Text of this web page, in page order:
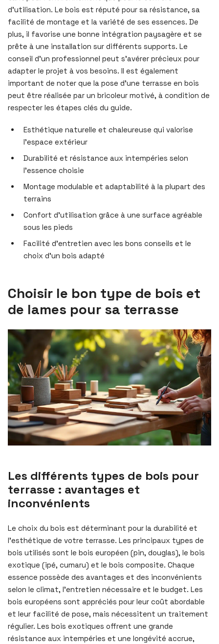
d’utilisation. Le bois est réputé pour sa résistance, sa
facilité de montage et la variété de ses essences. De
plus, il favorise une bonne intégration paysagère et se
prête à une installation sur différents supports. Le
conseil d’un professionnel peut s’avérer précieux pour
adapter le projet à vos besoins. Il est également
important de noter que la pose d’une terrasse en bois
peut être réalisée par un bricoleur motivé, à condition de
respecter les étapes clés du guide.
Esthétique naturelle et chaleureuse qui valorise
l’espace extérieur
Durabilité et résistance aux intempéries selon
l’essence choisie
Montage modulable et adaptabilité à la plupart des
terrains
Confort d’utilisation grâce à une surface agréable
sous les pieds
Facilité d’entretien avec les bons conseils et le
choix d’un bois adapté
Choisir le bon type de bois et
de lames pour sa terrasse
Les différents types de bois pour
terrasse : avantages et
inconvénients
Le choix du bois est déterminant pour la durabilité et
l’esthétique de votre terrasse. Les principaux types de
bois utilisés sont le bois européen (pin, douglas), le bois
exotique (ipé, cumaru) et le bois composite. Chaque
essence possède des avantages et des inconvénients
selon le climat, l’entretien nécessaire et le budget. Les
bois européens sont appréciés pour leur coût abordable
et leur facilité de pose, mais nécessitent un traitement
régulier. Les bois exotiques offrent une grande
résistance aux intempéries et une longévité accrue,